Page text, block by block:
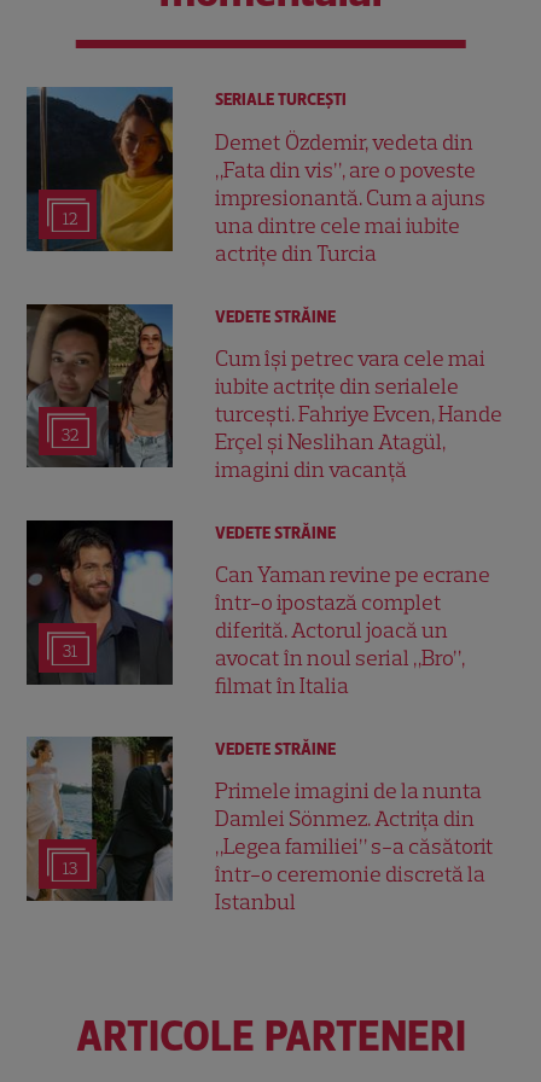
12
SERIALE TURCEŞTI
Demet Özdemir, vedeta din
„Fata din vis”, are o poveste
impresionantă. Cum a ajuns
una dintre cele mai iubite
actrițe din Turcia
32
VEDETE STRĂINE
Cum își petrec vara cele mai
iubite actrițe din serialele
turcești. Fahriye Evcen, Hande
Erçel și Neslihan Atagül,
imagini din vacanță
31
VEDETE STRĂINE
Can Yaman revine pe ecrane
într-o ipostază complet
diferită. Actorul joacă un
avocat în noul serial „Bro”,
filmat în Italia
13
VEDETE STRĂINE
Primele imagini de la nunta
Damlei Sönmez. Actrița din
„Legea familiei” s-a căsătorit
într-o ceremonie discretă la
Istanbul
ARTICOLE PARTENERI